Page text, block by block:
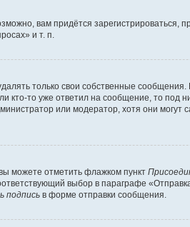
вам придётся зарегистрироваться,
и т. п.
только свои собственные
то уже ответил на сообщение, то под
или модератор, хотя они
можете отметить флажком пункт
выбор в параграфе
подпись в форме отправки сообщения.